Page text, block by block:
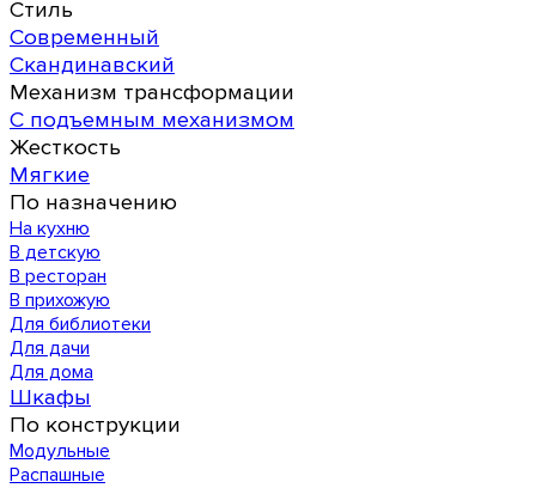
Стиль
Современный
Скандинавский
Механизм трансформации
С подъемным механизмом
Жесткость
Мягкие
По назначению
На кухню
В детскую
В ресторан
В прихожую
Для библиотеки
Для дачи
Для дома
Шкафы
По конструкции
Модульные
Распашные